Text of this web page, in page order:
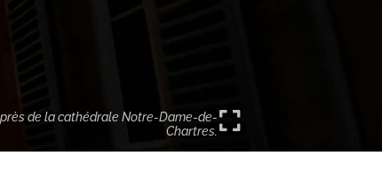
de la cathédrale Notre-Dame-de-
Chartres.